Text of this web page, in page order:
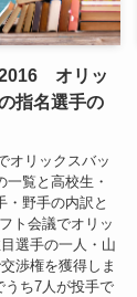
2016 オリッ
指名選手の
オリックスバッ
覧と高校生・
・野手の内訳と
ト会議でオリッ
選手の一人・山
渉権を獲得しま
うち7人が投手で